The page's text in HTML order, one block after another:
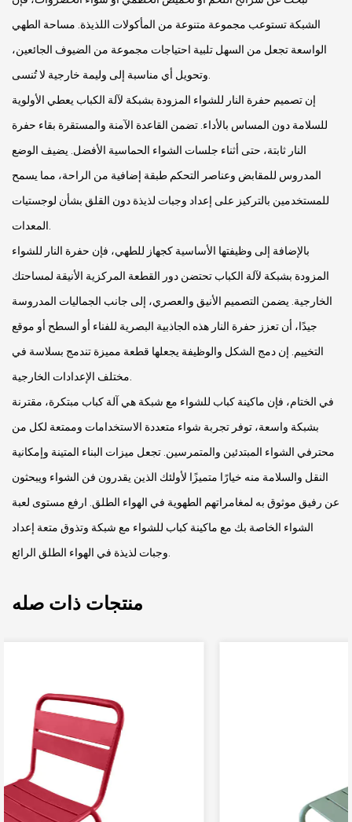
الشبكة تستوعب مجموعة متنوعة من المأكولات اللذيذة. مساحة الطهي
الواسعة تجعل من السهل تلبية احتياجات مجموعة من الضيوف الجائعين،
إن تصميم حفرة النار للشواء المزودة بشبكة لآلة الكباب يعطي الأولوية
للسلامة دون المساس بالأداء. تضمن القاعدة الآمنة والمستقرة بقاء حفرة
النار ثابتة، حتى أثناء جلسات الشواء الحماسية الأفضل. يضيف الوضع
المدروس للمقابض وعناصر التحكم طبقة إضافية من الراحة، مما يسمح
للمستخدمين بالتركيز على إعداد وجبات لذيذة دون القلق بشأن لوجستيات
بالإضافة إلى وظيفتها الأساسية كجهاز للطهي، فإن حفرة النار للشواء
المزودة بشبكة لآلة الكباب تحتضن دور القطعة المركزية الأنيقة لمساحتك
الخارجية. يضمن التصميم الأنيق والعصري، إلى جانب الجماليات المدروسة
جيدًا، أن تعزز حفرة النار هذه الجاذبية البصرية للفناء أو السطح أو موقع
التخييم. إن دمج الشكل والوظيفة يجعلها قطعة مميزة تندمج بسلاسة في
في الختام، فإن ماكينة كباب للشواء مع شبكة هي آلة كباب مبتكرة، مقترنة
بشبكة واسعة، توفر تجربة شواء متعددة الاستخدامات وممتعة لكل من
محترفي الشواء المبتدئين والمتمرسين. تجعل ميزات البناء المتينة وإمكانية
النقل والسلامة منه خيارًا متميزًا لأولئك الذين يقدرون فن الشواء ويبحثون
عن رفيق موثوق به لمغامراتهم الطهوية في الهواء الطلق. ارفع مستوى لعبة
الشواء الخاصة بك مع ماكينة كباب للشواء مع شبكة وتذوق متعة إعداد
منتجات ذات صله